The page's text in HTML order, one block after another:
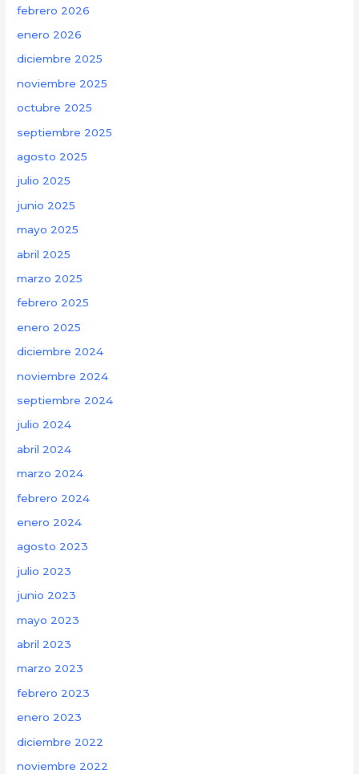
febrero 2026
enero 2026
diciembre 2025
noviembre 2025
octubre 2025
septiembre 2025
agosto 2025
julio 2025
junio 2025
mayo 2025
abril 2025
marzo 2025
febrero 2025
enero 2025
diciembre 2024
noviembre 2024
septiembre 2024
julio 2024
abril 2024
marzo 2024
febrero 2024
enero 2024
agosto 2023
julio 2023
junio 2023
mayo 2023
abril 2023
marzo 2023
febrero 2023
enero 2023
diciembre 2022
noviembre 2022